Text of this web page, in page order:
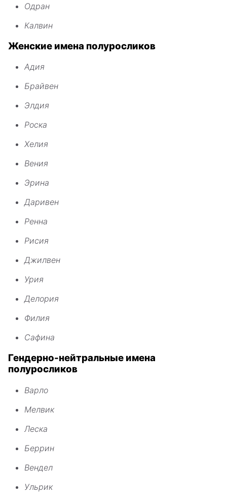
Одран
Калвин
Женские имена полуросликов
Адия
Брайвен
Элдия
Роска
Хелия
Вения
Эрина
Даривен
Ренна
Рисия
Джилвен
Урия
Делория
Филия
Сафина
Гендерно-нейтральные имена
полуросликов
Варло
Мелвик
Леска
Беррин
Вендел
Ульрик